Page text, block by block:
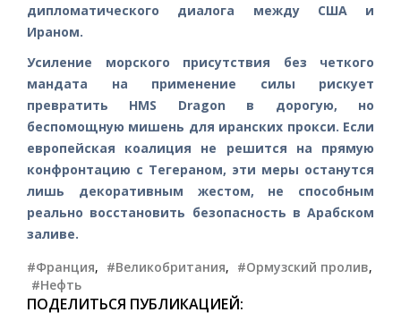
дипломатического диалога между США и
Ираном.
Усиление морского присутствия без четкого
мандата на применение силы рискует
превратить HMS Dragon в дорогую, но
беспомощную мишень для иранских прокси. Если
европейская коалиция не решится на прямую
конфронтацию с Тегераном, эти меры останутся
лишь декоративным жестом, не способным
реально восстановить безопасность в Арабском
заливе.
#Франция, #Великобритания, #Ормузский пролив,
#Нефть
ПОДЕЛИТЬСЯ ПУБЛИКАЦИЕЙ: